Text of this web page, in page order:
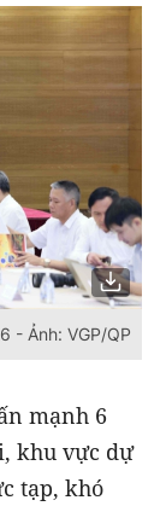
- Ảnh: VGP/QP
mạnh 6
khu vực dự
tạp, khó